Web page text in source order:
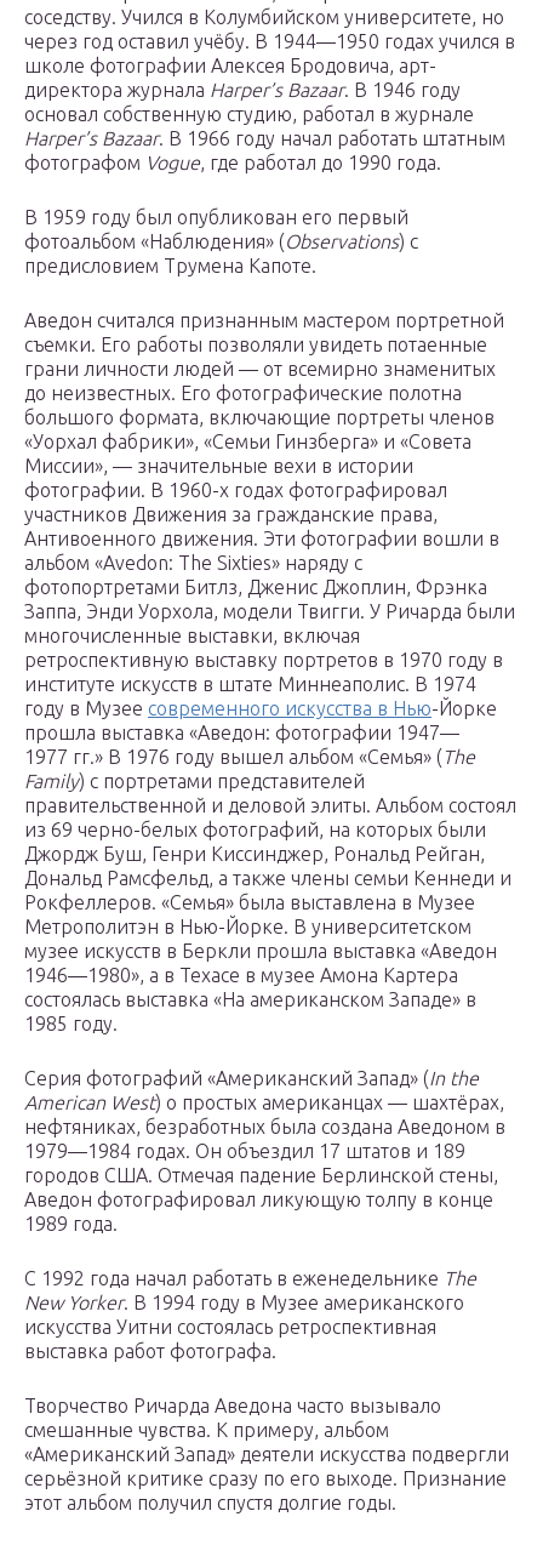
соседству. Учился в Колумбийском университете, но
через год оставил учёбу. В 1944—1950 годах учился в
школе фотографии Алексея Бродовича, арт-
директора журнала Harper’s Bazaar. В 1946 году
основал собственную студию, работал в журнале
Harper’s Bazaar. В 1966 году начал работать штатным
фотографом Vogue, где работал до 1990 года.
В 1959 году был опубликован его первый
фотоальбом «Наблюдения» (Observations) с
предисловием Трумена Капоте.
Аведон считался признанным мастером портретной
съемки. Его работы позволяли увидеть потаенные
грани личности людей — от всемирно знаменитых
до неизвестных. Его фотографические полотна
большого формата, включающие портреты членов
«Уорхал фабрики», «Семьи Гинзберга» и «Совета
Миссии», — значительные вехи в истории
фотографии. В 1960-х годах фотографировал
участников Движения за гражданские права,
Антивоенного движения. Эти фотографии вошли в
альбом «Avedon: The Sixties» наряду с
фотопортретами Битлз, Дженис Джоплин, Фрэнка
Заппа, Энди Уорхола, модели Твигги. У Ричарда были
многочисленные выставки, включая
ретроспективную выставку портретов в 1970 году в
институте искусств в штате Миннеаполис. В 1974
году в Музее современного искусства в Нью-Йорке
прошла выставка «Аведон: фотографии 1947—
1977 гг.» В 1976 году вышел альбом «Семья» (The
Family) с портретами представителей
правительственной и деловой элиты. Альбом состоял
из 69 черно-белых фотографий, на которых были
Джордж Буш, Генри Киссинджер, Рональд Рейган,
Дональд Рамсфельд, а также члены семьи Кеннеди и
Рокфеллеров. «Семья» была выставлена в Музее
Метрополитэн в Нью-Йорке. В университетском
музее искусств в Беркли прошла выставка «Аведон
1946—1980», а в Техасе в музее Амона Картера
состоялась выставка «На американском Западе» в
1985 году.
Серия фотографий «Американский Запад» (In the
American West) о простых американцах — шахтёрах,
нефтяниках, безработных была создана Аведоном в
1979—1984 годах. Он объездил 17 штатов и 189
городов США. Отмечая падение Берлинской стены,
Аведон фотографировал ликующую толпу в конце
1989 года.
С 1992 года начал работать в еженедельнике The
New Yorker. В 1994 году в Музее американского
искусства Уитни состоялась ретроспективная
выставка работ фотографа.
Творчество Ричарда Аведона часто вызывало
смешанные чувства. К примеру, альбом
«Американский Запад» деятели искусства подвергли
серьёзной критике сразу по его выходе. Признание
этот альбом получил спустя долгие годы.